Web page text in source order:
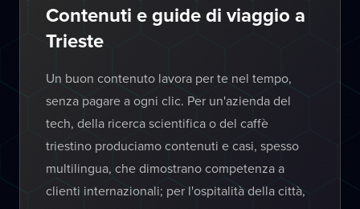
Contenuti e guide di viaggio a
Trieste
Un buon contenuto lavora per te nel tempo,
senza pagare a ogni clic. Per un'azienda del
tech, della ricerca scientifica o del caffè
triestino produciamo contenuti e casi, spesso
multilingua, che dimostrano competenza a
clienti internazionali; per l'ospitalità della città,